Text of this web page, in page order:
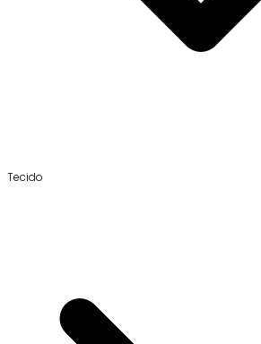
Tecido